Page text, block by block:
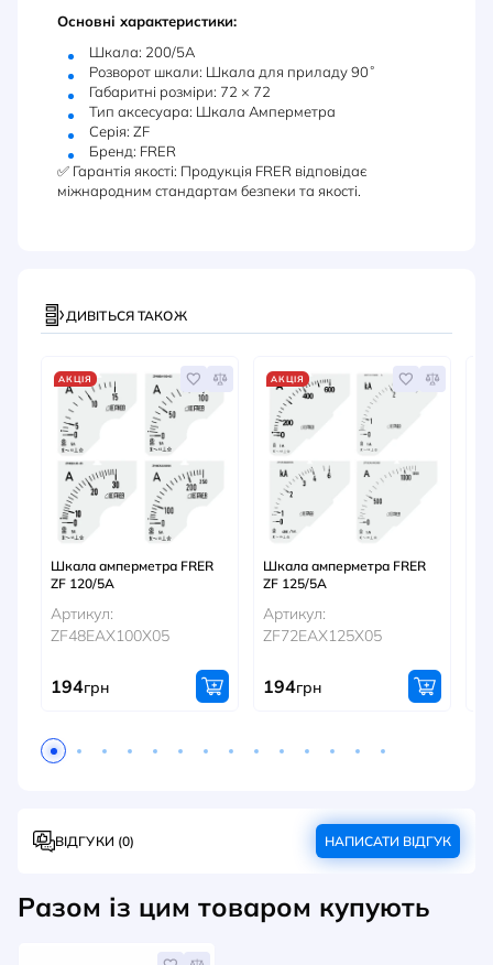
Основні характеристики:
Шкала: 200/5А
Розворот шкали: Шкала для приладу 90˚
Габаритні розміри: 72 × 72
Тип аксесуара: Шкала Амперметра
Серія: ZF
Бренд: FRER
✅ Гарантія якості: Продукція FRER відповідає
міжнародним стандартам безпеки та якості.
ДИВІТЬСЯ ТАКОЖ
АКЦІЯ
Шкала амперметра FRER
ZF 120/5A
Артикул:
ZF48EAX100X05
194грн
АКЦІЯ
Шкала амперметра FRER
ZF 125/5A
Артикул:
ZF72EAX125X05
194грн
ВІДГУКИ (0) НАПИСАТИ ВІДГУК
Разом із цим товаром купують